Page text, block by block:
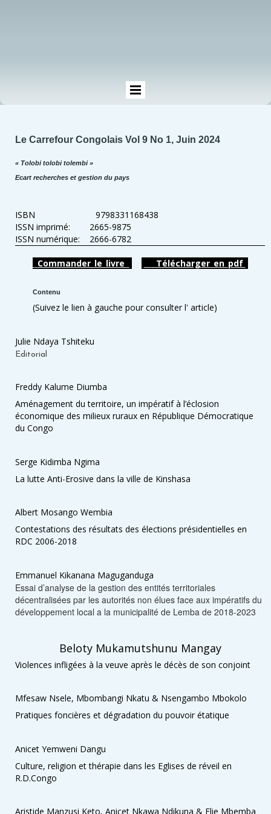
Le Carrefour Congolais Vol 9 No 1, Juin 2024
« Tolobi tolobi tolembi »
Ecart recherches et gestion du pays
ISBN 9798331168438
ISSN imprimé: 2665-9875
ISSN numérique: 2666-6782
Commander_le_livre Télécharger_en_pdf
Contenu
(Suivez le lien à gauche pour consulter l' article)
Julie Ndaya Tshiteku
Editorial
Freddy Kalume Diumba
Aménagement du territoire, un impératif à l’éclosion
économique des milieux ruraux en République Démocratique
du Congo
Serge Kidimba Ngima
La lutte Anti-Erosive dans la ville de Kinshasa
Albert Mosango Wembia
Contestations des résultats des élections présidentielles en
RDC 2006-2018
Emmanuel Kikanana Maguganduga
Essai d’analyse de la gestion des entités territoriales
décentralisées par les autorités non élues face aux impératifs du
développement local a la municipalité de Lemba de 2018-2023
Beloty Mukamutshunu Mangay
Violences infligées à la veuve après le décès de son conjoint
Mfesaw Nsele, Mbombangi Nkatu & Nsengambo Mbokolo
Pratiques foncières et dégradation du pouvoir étatique
Anicet Yemweni Dangu
Culture, religion et thérapie dans les Eglises de réveil en
R.D.Congo
Aristide Manzusi Keto, Anicet Nkawa Ndikuna & Elie Mbemba